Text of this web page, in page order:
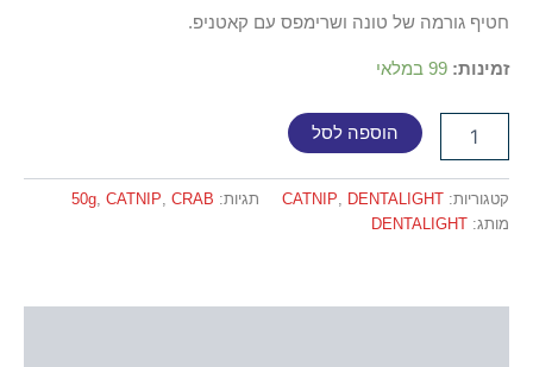
חטיף גורמה של טונה ושרימפס עם קאטניפ.
זמינות: 99 במלאי
הוספה לסל
קטגוריות: CATNIP, DENTALIGHT תגיות: 50g, CATNIP, CRAB
מותג: DENTALIGHT